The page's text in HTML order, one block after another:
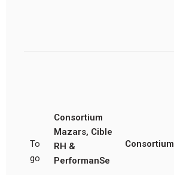
To
go
Consortium
Mazars, Cible
RH &
PerformanSe
Consortium